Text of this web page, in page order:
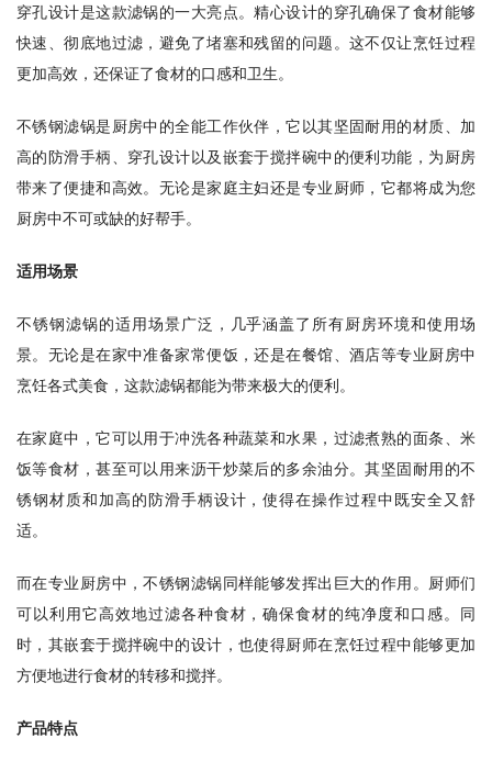
穿孔设计是这款滤锅的一大亮点。精心设计的穿孔确保了食材能够
快速、彻底地过滤，避免了堵塞和残留的问题。这不仅让烹饪过程
更加高效，还保证了食材的口感和卫生。
不锈钢滤锅是厨房中的全能工作伙伴，它以其坚固耐用的材质、加
高的防滑手柄、穿孔设计以及嵌套于搅拌碗中的便利功能，为厨房
带来了便捷和高效。无论是家庭主妇还是专业厨师，它都将成为您
厨房中不可或缺的好帮手。
适用场景
不锈钢滤锅的适用场景广泛，几乎涵盖了所有厨房环境和使用场
景。无论是在家中准备家常便饭，还是在餐馆、酒店等专业厨房中
烹饪各式美食，这款滤锅都能为带来极大的便利。
在家庭中，它可以用于冲洗各种蔬菜和水果，过滤煮熟的面条、米
饭等食材，甚至可以用来沥干炒菜后的多余油分。其坚固耐用的不
锈钢材质和加高的防滑手柄设计，使得在操作过程中既安全又舒
适。
而在专业厨房中，不锈钢滤锅同样能够发挥出巨大的作用。厨师们
可以利用它高效地过滤各种食材，确保食材的纯净度和口感。同
时，其嵌套于搅拌碗中的设计，也使得厨师在烹饪过程中能够更加
方便地进行食材的转移和搅拌。
产品特点